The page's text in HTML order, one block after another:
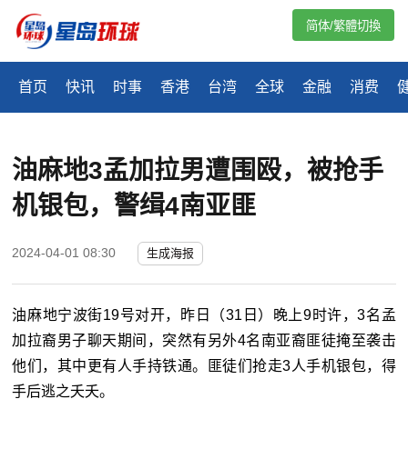
首页 快讯 时事 香港 台湾 全球 金融 消费
简体/繁體切換
油麻地3孟加拉男遭围殴，被抢手
机银包，警缉4南亚匪
2024-04-01 08:30 生成海报
油麻地宁波街19号对开，昨日（31日）晚上9时许，3名孟
加拉裔男子聊天期间，突然有另外4名南亚裔匪徒掩至袭击
他们，其中更有人手持铁通。匪徒们抢走3人手机银包，得
手后逃之夭夭。